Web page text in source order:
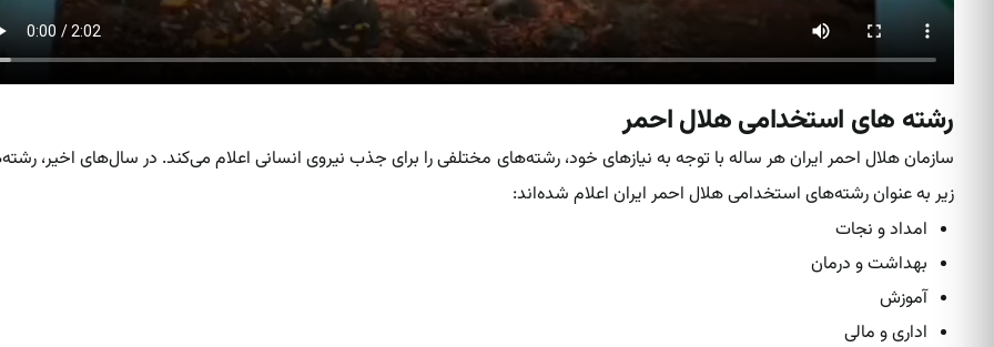
رشته های استخدامی هلال احمر
سازمان هلال احمر ایران هر ساله با توجه به نیازهای خود، رشته‌های مختلفی را برای جذب نیروی انسانی اعلام می‌کند. در سال‌های اخیر،
زیر به عنوان رشته‌های استخدامی هلال احمر ایران اعلام شده‌اند:
امداد و نجات
بهداشت و درمان
آموزش
اداری و مالی